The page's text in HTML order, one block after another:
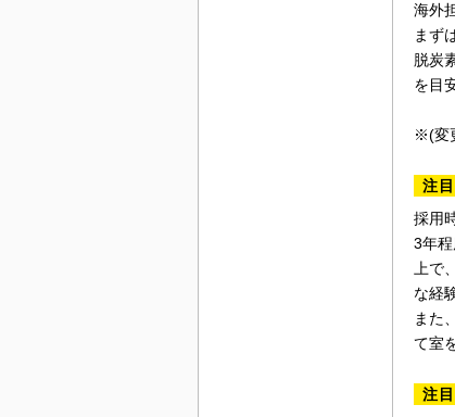
海外
まず
脱炭
を目
※(変
注目
採用
3年
上で
な経
また
て室
注目